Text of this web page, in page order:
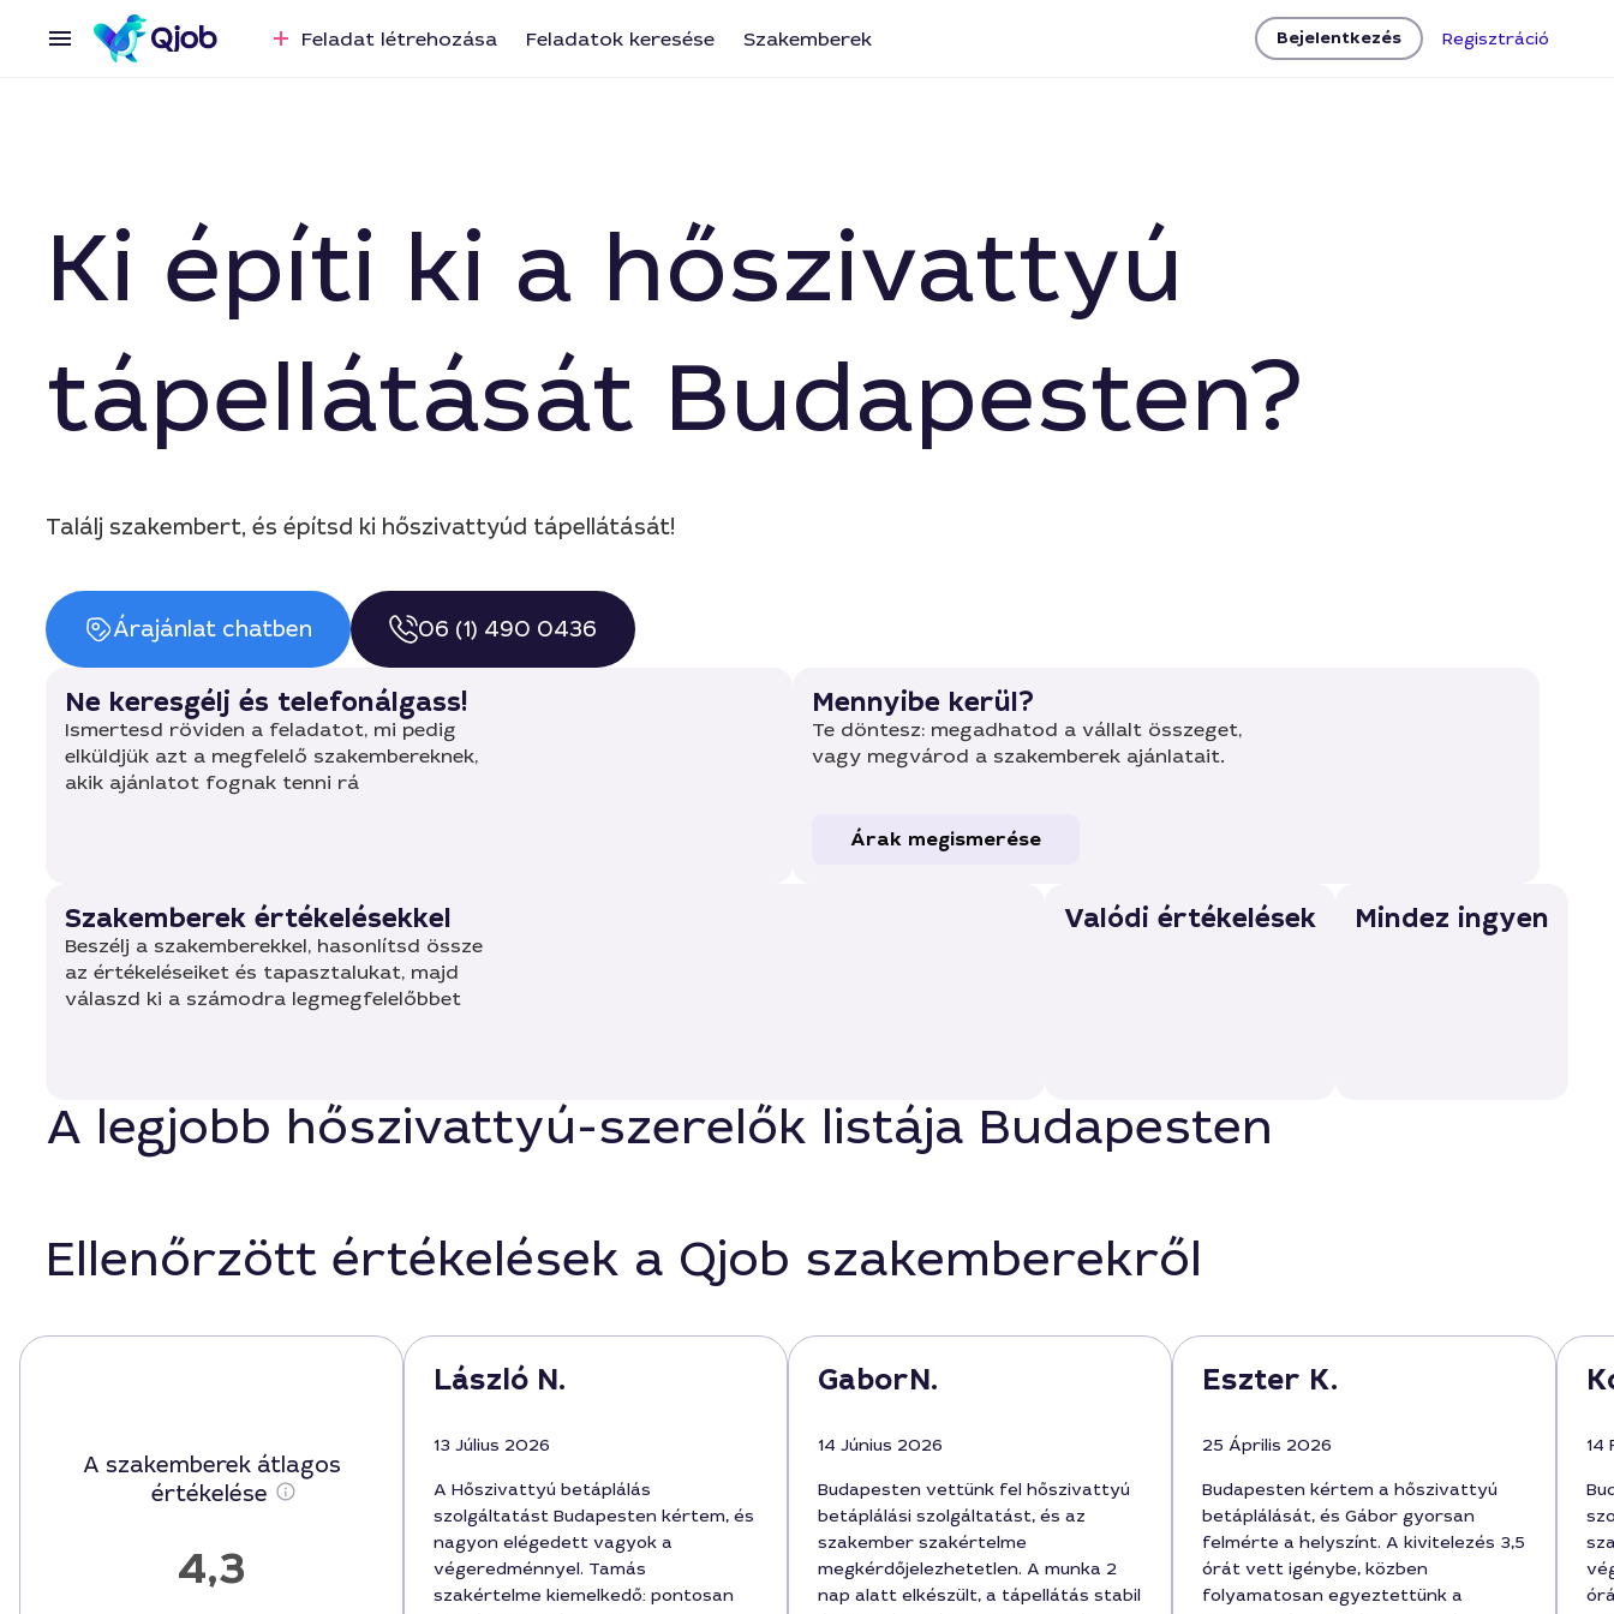
Feladat létrehozása Feladatok keresése Szakemberek Bejelentkezés Regisztráció
Ki építi ki a hőszivattyú
tápellátását Budapesten?
Találj szakembert, és építsd ki hőszivattyúd tápellátását!
Árajánlat chatben 06 (1) 490 0436
Ne keresgélj és telefonálgass!
Ismertesd röviden a feladatot, mi pedig
elküldjük azt a megfelelő szakembereknek,
akik ajánlatot fognak tenni rá
Mennyibe kerül?
Te döntesz: megadhatod a vállalt összeget,
vagy megvárod a szakemberek ajánlatait.
Árak megismerése
Szakemberek értékelésekkel
Beszélj a szakemberekkel, hasonlítsd össze
az értékeléseiket és tapasztalukat, majd
válaszd ki a számodra legmegfelelőbbet
Valódi értékelések Mindez ingyen
A legjobb hőszivattyú-szerelők listája Budapesten
Ellenőrzött értékelések a Qjob szakemberekről
A szakemberek átlagos
értékelése
4,3
László N.
13 Július 2026
A Hőszivattyú betáplálás
szolgáltatást Budapesten kértem, és
nagyon elégedett vagyok a
végeredménnyel. Tamás
szakértelme kiemelkedő: pontosan
GaborN.
14 Június 2026
Budapesten vettünk fel hőszivattyú
betáplálási szolgáltatást, és az
szakember szakértelme
megkérdőjelezhetetlen. A munka 2
nap alatt elkészült, a tápellátás stabil
Eszter K.
25 Április 2026
Budapesten kértem a hőszivattyú
betáplálását, és Gábor gyorsan
felmérte a helyszínt. A kivitelezés 3,5
órát vett igénybe, közben
folyamatosan egyeztettünk a
14